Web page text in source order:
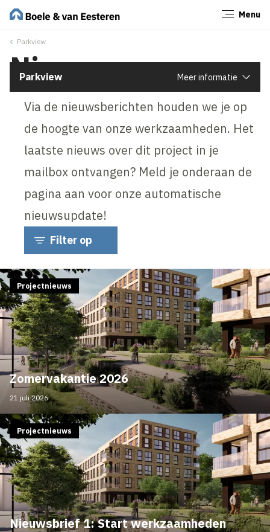
Menu
Parkview
Parkview Meer informatie
Nieuws
Via de nieuwsberichten houden we je op
de hoogte van onze werkzaamheden. Het
laatste nieuws over dit project in je
mailbox ontvangen? Meld je onderaan de
pagina aan voor onze automatische
nieuwsupdate!
Filter op
Zomervakantie 2026
Projectnieuws
21 juli 2026
Nieuwsbrief 1: Start werkzaamheden
Projectnieuws
Sluiten